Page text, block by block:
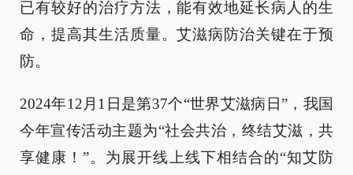
已有较好的治疗方法，能有效地延长病人的生
命，提高其生活质量。艾滋病防治关键在于预
防。
2024年12月1日是第37个“世界艾滋病日”，我国
今年宣传活动主题为“社会共治，终结艾滋，共
享健康！”。为展开线上线下相结合的“知艾防